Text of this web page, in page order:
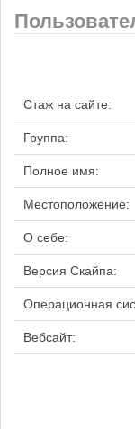
Стаж на сайте:
Группа:
Полное имя:
Местоположение:
О себе:
Версия Скайпа:
Операционная
Вебсайт: